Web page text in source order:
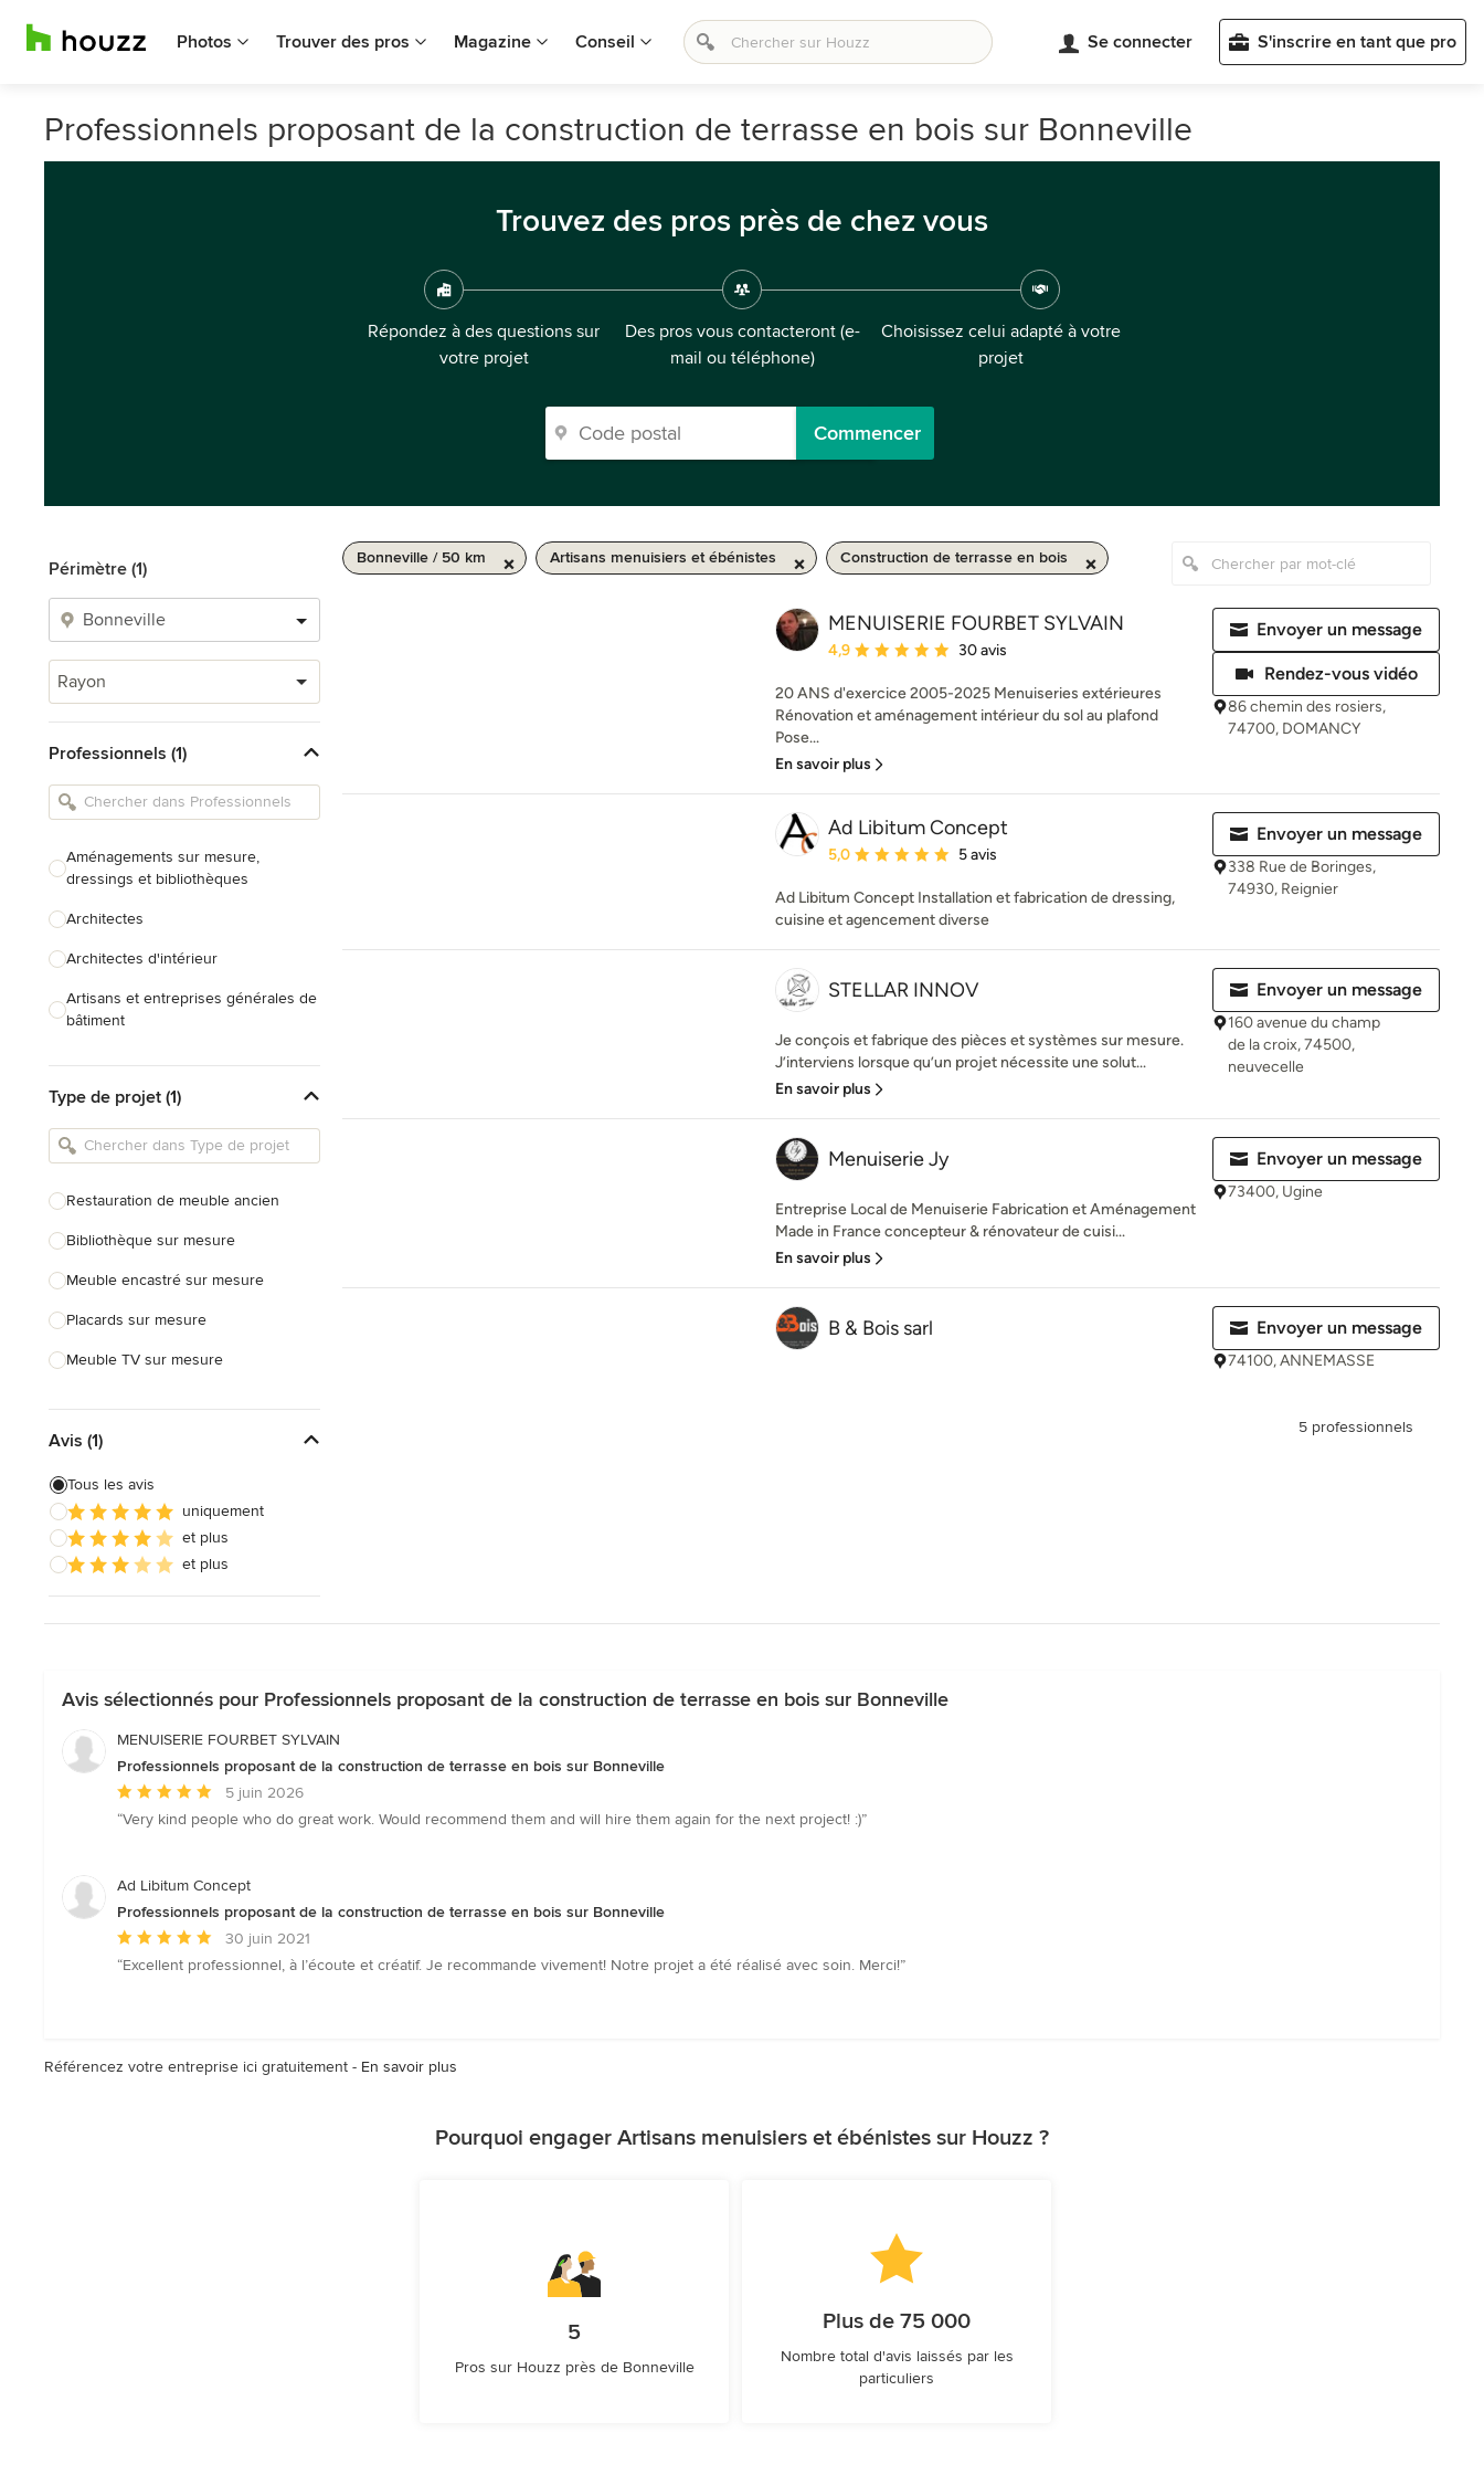
Photos Trouver des pros Magazine Conseil Se connecter S'inscrire en tant que pro
Professionnels proposant de la construction de terrasse en bois sur Bonneville
Trouvez des pros près de chez vous
Répondez à des questions sur
votre projet
Des pros vous contacteront (e-
mail ou téléphone)
Choisissez celui adapté à votre
projet
Commencer
Périmètre (1)
Rayon
Professionnels (1)
Aménagements sur mesure,
dressings et bibliothèques
Architectes
Architectes d'intérieur
Artisans et entreprises générales de
bâtiment
Charpentiers
Constructeurs de maison
cuisine
Décorateurs d'intérieur
Home organisers
Tout voir
Type de projet (1)
Restauration de meuble ancien
Bibliothèque sur mesure
Meuble encastré sur mesure
Placards sur mesure
Meuble TV sur mesure
Étagères sur mesure
Dressing sur mesure
Construction de terrasse en bois
Menuiserie
Avis (1)
Tous les avis
uniquement
et plus
et plus
Bonneville / 50 km Artisans menuisiers et ébénistes Construction de terrasse en bois
MENUISERIE FOURBET SYLVAIN
Note moyenne : 4.9 étoiles sur 5
4,9 30 avis
20 ANS d'exercice 2005-2025 Menuiseries extérieures
Rénovation et aménagement intérieur du sol au plafond
Pose...
En savoir plus
Envoyer un message
Rendez-vous vidéo
86 chemin des rosiers,
74700, DOMANCY
Ad Libitum Concept
Note moyenne : 5 étoiles sur 5
5,0 5 avis
Ad Libitum Concept Installation et fabrication de dressing,
cuisine et agencement diverse
Envoyer un message
338 Rue de Boringes,
74930, Reignier
STELLAR INNOV
Je conçois et fabrique des pièces et systèmes sur mesure.
J’interviens lorsque qu’un projet nécessite une solut...
En savoir plus
Envoyer un message
160 avenue du champ
de la croix, 74500,
neuvecelle
Menuiserie Jy
Entreprise Local de Menuiserie Fabrication et Aménagement
Made in France concepteur & rénovateur de cuisi...
En savoir plus
Envoyer un message
73400, Ugine
B & Bois sarl Envoyer un message
74100, ANNEMASSE
5 professionnels
Avis sélectionnés pour Professionnels proposant de la construction de terrasse en bois sur Bonneville
MENUISERIE FOURBET SYLVAIN
Professionnels proposant de la construction de terrasse en bois sur Bonneville
Note
moyenne
étoiles
5 juin 2026
“Very kind people who do great work. Would recommend them and will hire them again for the next project! :)”
Ad Libitum Concept
Professionnels proposant de la construction de terrasse en bois sur Bonneville
Note
moyenne
5
30 juin 2021
“Excellent professionnel, à l’écoute et créatif. Je recommande vivement! Notre projet a été réalisé avec soin. Merci!”
Référencez votre entreprise ici gratuitement - En savoir plus
Pourquoi engager Artisans menuisiers et ébénistes sur Houzz ?
5
Pros sur Houzz près de Bonneville
Plus de 75 000
Nombre total d'avis laissés par les
particuliers